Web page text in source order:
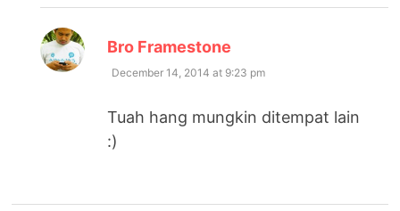
Bro Framestone
December 14, 2014 at 9:23 pm
Tuah hang mungkin ditempat lain
:)